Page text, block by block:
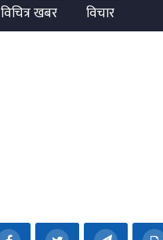
विचित्र खबर
विचार